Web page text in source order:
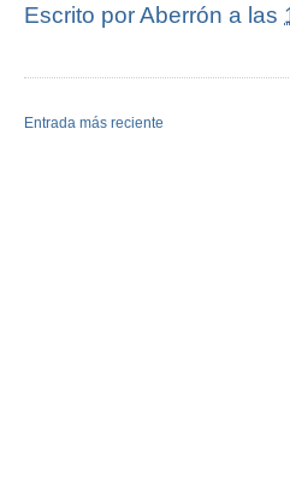
Escrito por Aberrón a las
Entrada más reciente